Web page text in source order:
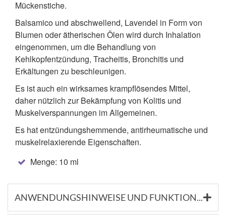
Mückenstiche.
Balsamico und abschwellend, Lavendel in Form von
Blumen oder ätherischen Ölen wird durch Inhalation
eingenommen, um die Behandlung von
Kehlkopfentzündung, Tracheitis, Bronchitis und
Erkältungen zu beschleunigen.
Es ist auch ein wirksames krampflösendes Mittel,
daher nützlich zur Bekämpfung von Kolitis und
Muskelverspannungen im Allgemeinen.
Es hat entzündungshemmende, antirheumatische und
muskelrelaxierende Eigenschaften.
Menge: 10 ml
ANWENDUNGSHINWEISE UND FUNKTIONSSTOFFE